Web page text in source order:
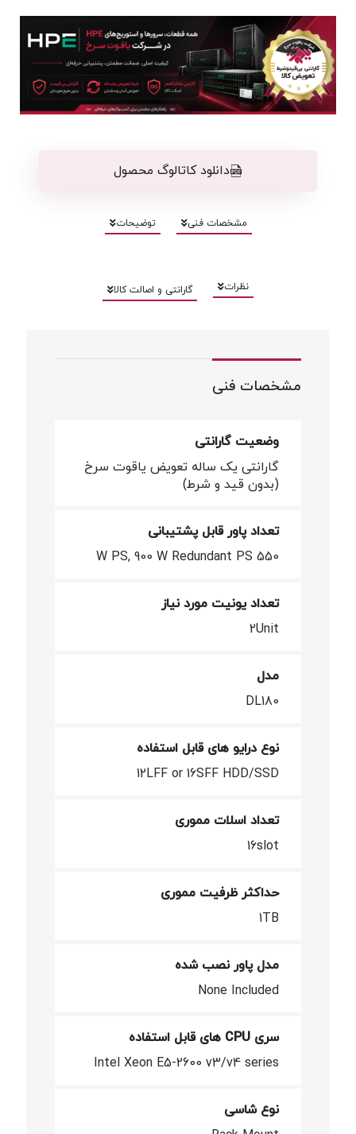
دانلود کاتالوگ محصول
مشخصات فنی توضیحات
نظرات گارانتی و اصالت کالا
مشخصات فنی
وضعیت گارانتی
گارانتی یک ساله تعویض یاقوت سرخ
(بدون قید و شرط)
تعداد پاور قابل پشتیبانی
550 W PS, 900 W Redundant PS
تعداد یونیت مورد نیاز
2Unit
مدل
DL180
نوع درایو های قابل استفاده
12LFF or 16SFF HDD/SSD
تعداد اسلات مموری
16slot
حداکثر ظرفیت مموری
1TB
مدل پاور نصب شده
None Included
سری CPU های قابل استفاده
Intel Xeon E5-2600 v3/v4 series
نوع شاسی